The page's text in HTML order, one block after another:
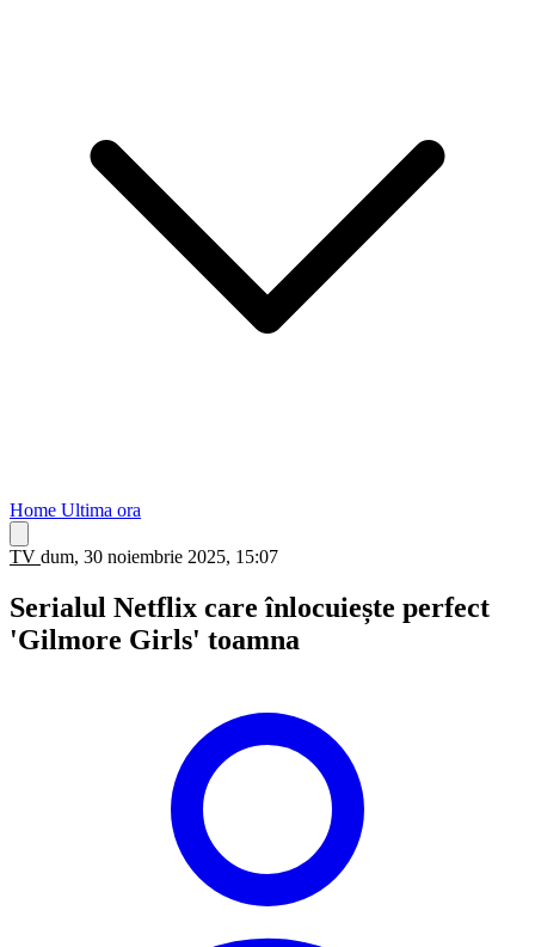
Home Ultima ora
TV dum, 30 noiembrie 2025, 15:07
Serialul Netflix care înlocuiește perfect
'Gilmore Girls' toamna